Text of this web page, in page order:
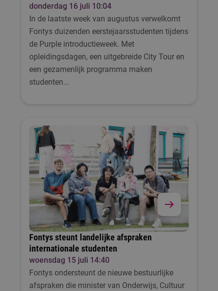
donderdag 16 juli 10:04
In de laatste week van augustus verwelkomt
Fontys duizenden eerstejaarsstudenten tijdens
de Purple introductieweek. Met
opleidingsdagen, een uitgebreide City Tour en
een gezamenlijk programma maken
studenten...
Fontys steunt landelijke afspraken
internationale studenten
woensdag 15 juli 14:40
Fontys ondersteunt de nieuwe bestuurlijke
afspraken die minister van Onderwijs, Cultuur